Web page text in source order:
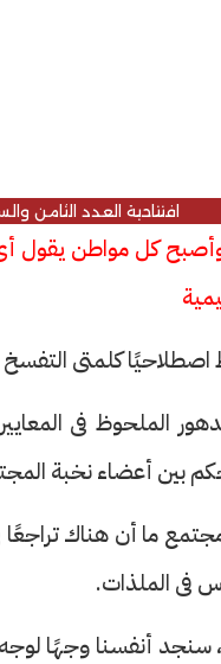
افتتاحية العدد الثامن
كل مواطن يقول
اصطلاحيًا كلمتى التفسخ
الملحوظ فى
بين أعضاء نخبة
ما أن هناك تراجعًا
فى الملذات.
أنفسنا وجهًا